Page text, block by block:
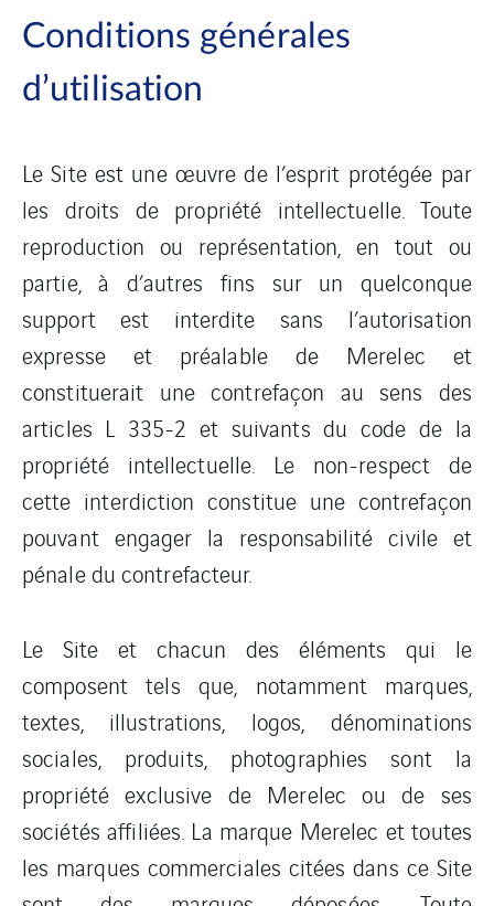
Conditions générales
d’utilisation
Le Site est une œuvre de l’esprit protégée par
les droits de propriété intellectuelle. Toute
reproduction ou représentation, en tout ou
partie, à d’autres fins sur un quelconque
support est interdite sans l’autorisation
expresse et préalable de Merelec et
constituerait une contrefaçon au sens des
articles L 335-2 et suivants du code de la
propriété intellectuelle. Le non-respect de
cette interdiction constitue une contrefaçon
pouvant engager la responsabilité civile et
pénale du contrefacteur.
Le Site et chacun des éléments qui le
composent tels que, notamment marques,
textes, illustrations, logos, dénominations
sociales, produits, photographies sont la
propriété exclusive de Merelec ou de ses
sociétés affiliées. La marque Merelec et toutes
les marques commerciales citées dans ce Site